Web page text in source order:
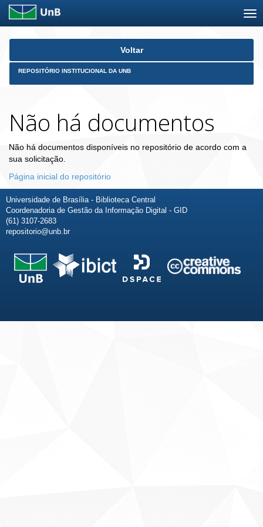
Skip
Voltar
REPOSITÓRIO INSTITUCIONAL DA UNB
Não há documentos
Não há documentos disponíveis no repositório de acordo com a
sua solicitação.
Página inicial do repositório
Universidade de Brasília - Biblioteca Central
Coordenadoria de Gestão da Informação Digital - GID
(61) 3107-2683
repositorio@unb.br